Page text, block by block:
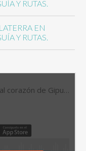
Y RUTAS.
EN
Y RUTAS.